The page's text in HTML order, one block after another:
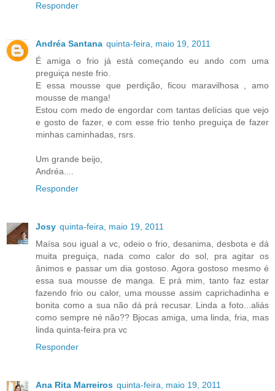
Responder
Andréa Santana quinta-feira, maio 19, 2011
É amiga o frio já está começando eu ando com uma
preguiça neste frio.
E essa mousse que perdição, ficou maravilhosa , amo
mousse de manga!
Estou com medo de engordar com tantas delícias que vejo
e gosto de fazer, e com esse frio tenho preguiça de fazer
minhas caminhadas, rsrs.
Um grande beijo,
Andréa....
Responder
Josy quinta-feira, maio 19, 2011
Maísa sou igual a vc, odeio o frio, desanima, desbota e dá
muita preguiça, nada como calor do sol, pra agitar os
ânimos e passar um dia gostoso. Agora gostoso mesmo é
essa sua mousse de manga. E prá mim, tanto faz estar
fazendo frio ou calor, uma mousse assim caprichadinha e
bonita como a sua não dá prá recusar. Linda a foto...aliás
como sempre né não?? Bjocas amiga, uma linda, fria, mas
linda quinta-feira pra vc
Responder
Ana Rita Marreiros quinta-feira, maio 19, 2011